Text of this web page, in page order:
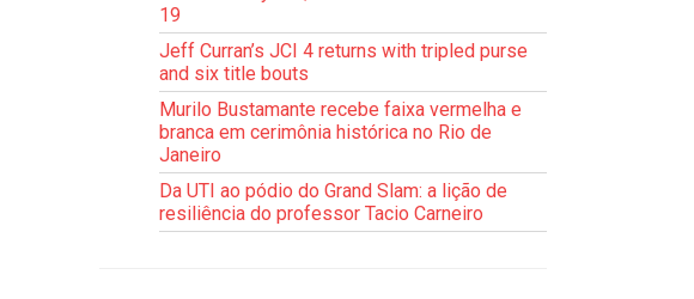
19
Jeff Curran’s JCI 4 returns with tripled purse
and six title bouts
Murilo Bustamante recebe faixa vermelha e
branca em cerimônia histórica no Rio de
Janeiro
Da UTI ao pódio do Grand Slam: a lição de
resiliência do professor Tacio Carneiro